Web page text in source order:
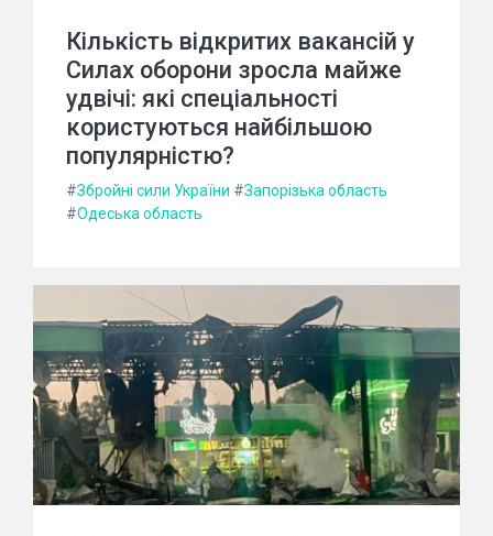
Кількість відкритих вакансій у
Силах оборони зросла майже
удвічі: які спеціальності
користуються найбільшою
популярністю?
#Збройні сили України #Запорізька область
#Одеська область